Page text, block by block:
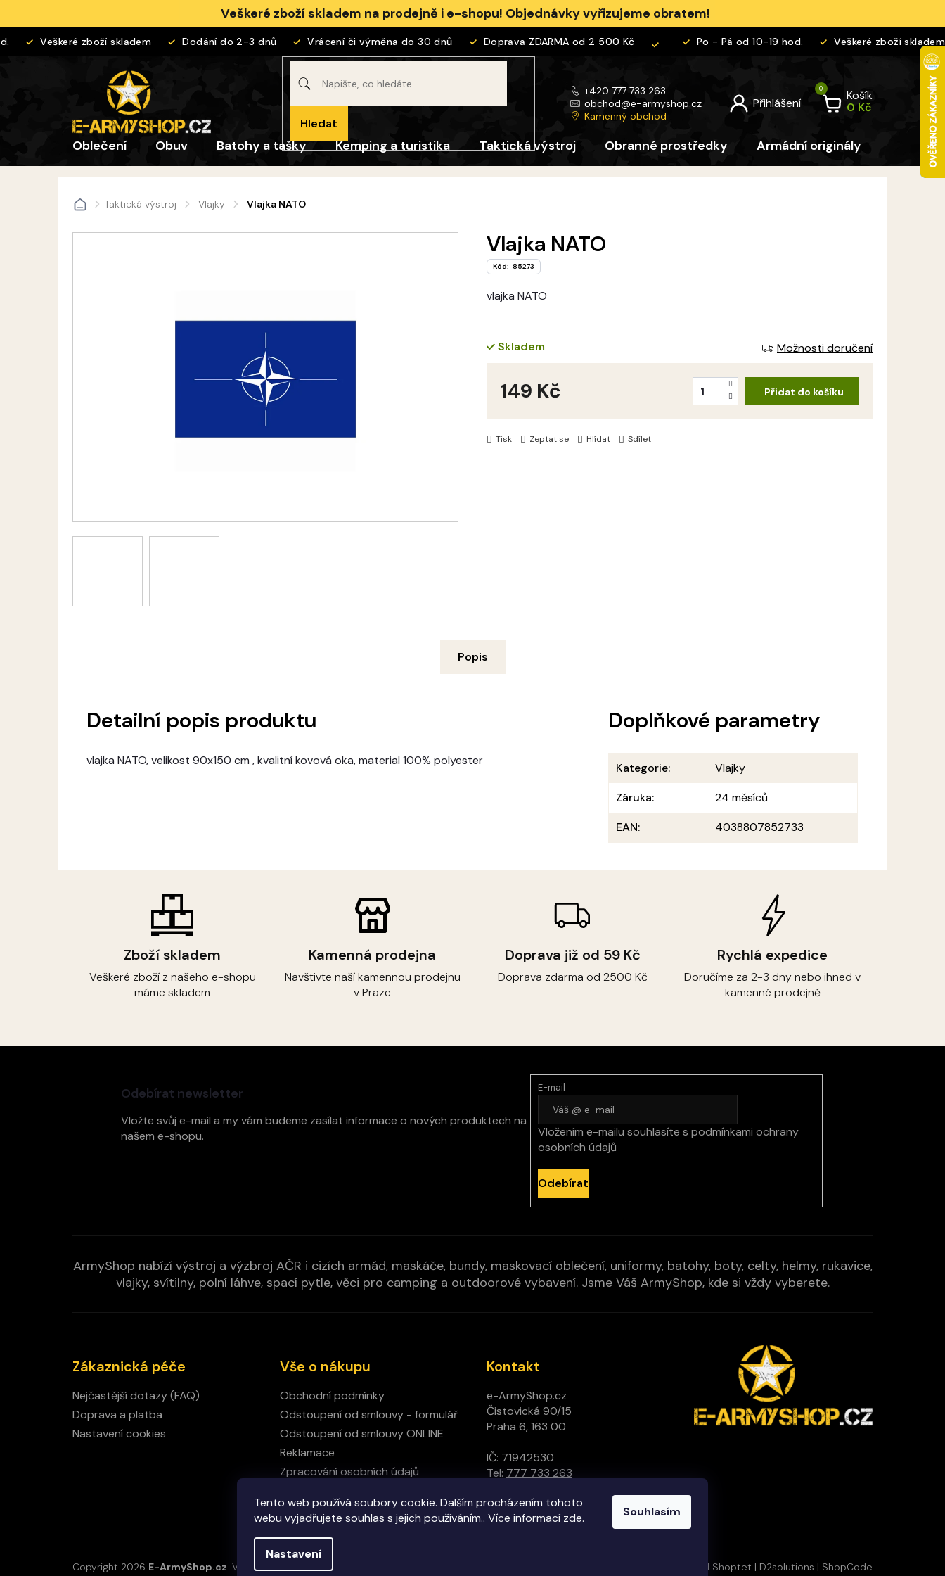
Tento web používá soubory cookie. Dalším procházením tohoto
webu vyjadřujete souhlas s jejich používáním.. Více informací zde.
Nastavení
Souhlasím
obsah
Veškeré zboží skladem na prodejně i e-shopu! Objednávky vyřizujeme obratem!
Veškeré zboží skladem Dodání do 2-3 dnů Vrácení či výměna do 30 dnů Doprava ZDARMA od 2 500 Kč Po - Pá od 10-19 hod. Veškeré zboží skladem
Hledat
+420 777 733 263
obchod@e-armyshop.cz
Kamenný obchod
Košík
Oblečení Obuv Batohy a tašky Kemping a turistika Taktická výstroj Obranné prostředky Armádní originály Pro děti
DomůTaktická výstroj Vlajky Vlajka NATO
vlajka NATO
Tisk Zeptat se Hlídat Sdílet
Vlajka NATO
Kód: 85273
Skladem Možnosti doručení
149 Kč Přidat do košíku
Zboží skladem
Veškeré zboží z našeho e-shopu
máme skladem
Kamenná prodejna
Navštivte naší kamennou prodejnu
v Praze
Doprava již od 59 Kč
Doprava zdarma od 2500 Kč
Rychlá expedice
Doručíme za 2-3 dny nebo ihned v
kamenné prodejně
Popis
Detailní popis produktu
vlajka NATO, velikost 90x150 cm , kvalitní kovová oka, material 100% polyester
Doplňkové parametry
Kategorie:
Vlajky
Záruka:
24 měsíců
EAN: 4038807852733
Odebírat newsletter
Vložte svůj e-mail a my vám budeme zasílat informace o nových produktech na
našem e-shopu.
E-mail
Vložením e-mailu souhlasíte s podmínkami ochrany
osobních údajů
Odebírat
ArmyShop nabízí výstroj a výzbroj AČR i cizích armád, maskáče, bundy, maskovací oblečení, uniformy, batohy, boty, celty, helmy, rukavice,
vlajky, svítilny, polní láhve, spací pytle, věci pro camping a outdoorové vybavení. Jsme Váš ArmyShop, kde si vždy vyberete.
Zákaznická péče
Nejčastější dotazy (FAQ)
Doprava a platba
Nastavení cookies
Vše o nákupu
Obchodní podmínky
Odstoupení od smlouvy - formulář
Odstoupení od smlouvy ONLINE
Reklamace
Zpracování osobních údajů
Kontakt
Kontakt
e-ArmyShop.cz
Čistovická 90/15
Praha 6, 163 00
IČ: 71942530
Tel: 777 733 263
Vytvořil Shoptet | D2solutions | ShopCode
Copyright 2026 E-ArmyShop.cz. Všechna práva vyhrazena.